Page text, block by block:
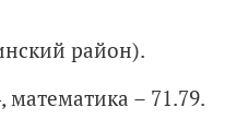
район).
математика – 71.79.